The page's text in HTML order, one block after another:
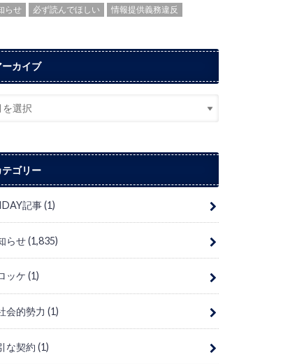
らせ
必ず読んでほしい 情報提供義務違反
ーカイブ
テゴリー
記事(1)
らせ(1,835)
ッケ(1)
会的勢力(1)
な契約(1)